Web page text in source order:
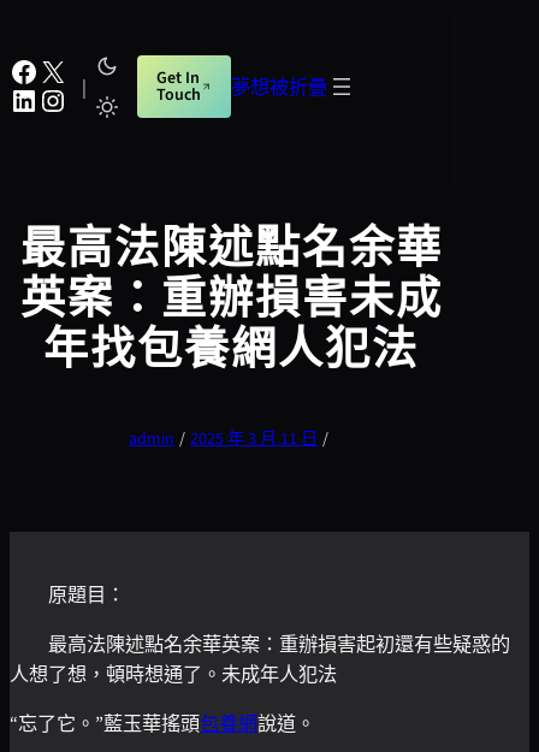
至
主
要
夢想被折疊
Facebook X
LinkedIn Instagram | Get In
Touch
最高法陳述點名余華
英案：重辦損害未成
年找包養網人犯法
admin / 2025 年 3 月 11 日 /
原題目：
最高法陳述點名余華英案：重辦損害起初還有些疑惑的
人想了想，頓時想通了。未成年人犯法
“忘了它。”藍玉華搖頭包養網說道。